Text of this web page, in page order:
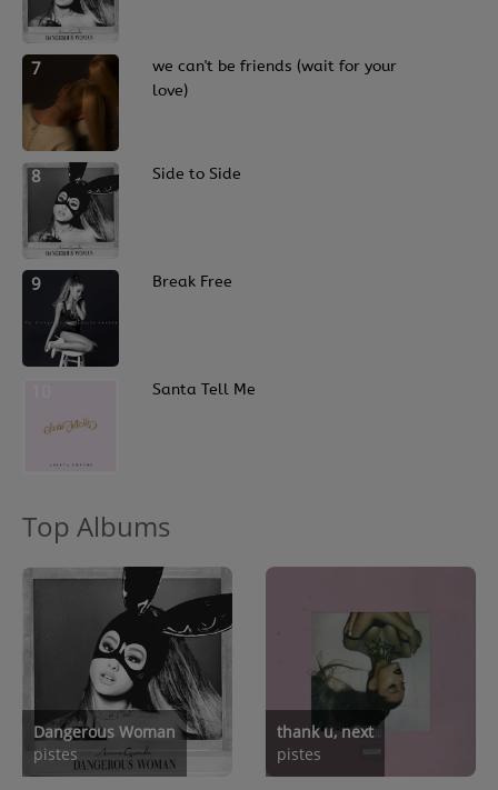
7
we can't be friends (wait for your
love)
8 Side to Side
9 Break Free
Santa Tell Me
Top Albums
Dangerous Woman
pistes
thank u, next
pistes